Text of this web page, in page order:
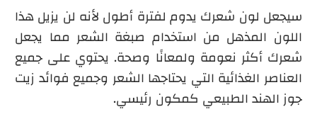
سيجعل لون شعرك يدوم لفترة أطول لأنه لن يزيل هذا
اللون المذهل من استخدام صبغة الشعر مما يجعل
شعرك أكثر نعومة ولمعانًا وصحة. يحتوي على جميع
العناصر الغذائية التي يحتاجها الشعر وجميع فوائد زيت
جوز الهند الطبيعي كمكون رئيسي.